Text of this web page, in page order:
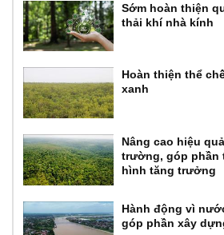
Sớm hoàn thiện
thải khí nhà kính
Hoàn thiện thể
xanh
Nâng cao hiệu
trường, góp phần
hình tăng trưởng
Hành động vì
góp phần xây